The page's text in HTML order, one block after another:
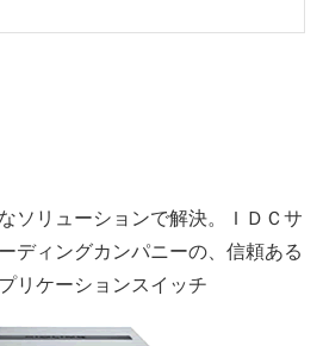
ソリューションで解決。ＩＤＣサ
ディングカンパニーの、信頼ある
リケーションスイッチ